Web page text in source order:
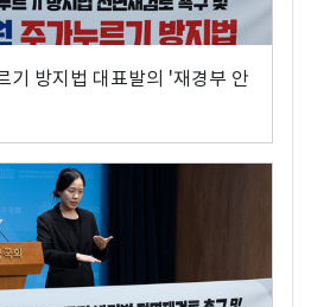
기 방지법 대표발의 '재경부 안